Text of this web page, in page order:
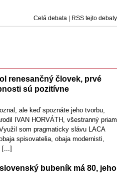
Celá debata RSS tejto debaty
renesančný človek, prvé
sú pozitívne
ale keď spoznáte jeho tvorbu,
IVAN HORVÁTH, všestranný priam
som pragmaticky slávu LACA
spisovatelia, obaja modernisti,
[...]
bubeník má 80, jeho